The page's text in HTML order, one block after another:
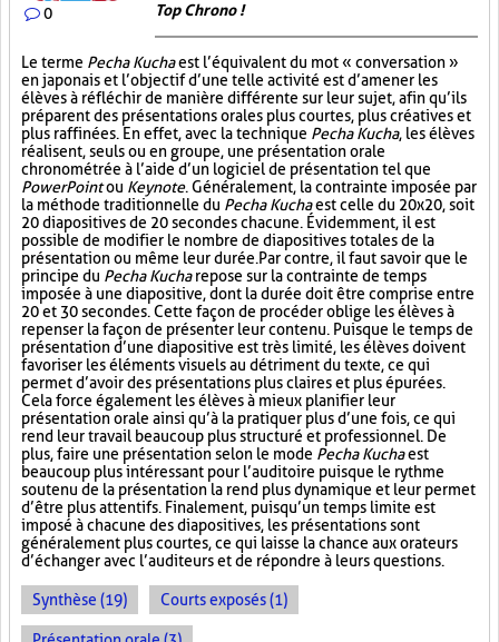
0 Top Chrono !
Le terme Pecha Kuchaest l’équivalent du mot « conversation »
en japonais et l’objectif d’une telle activité est d’amener les
élèves à réfléchir de manière différente sur leur sujet, afin qu’ils
préparent des présentations orales plus courtes, plus créatives et
plus raffinées. En effet, avec la technique Pecha Kucha, les élèves
réalisent, seuls ou en groupe, une présentation orale
chronométrée à l’aide d’un logiciel de présentation tel que
PowerPointou Keynote. Généralement, la contrainte imposée par
la méthode traditionnelle du Pecha Kuchaest celle du 20x20, soit
20 diapositives de 20 secondes chacune. Évidemment, il est
possible de modifier le nombre de diapositives totales de la
présentation ou même leur durée. Par contre, il faut savoir que le
principe du Pecha Kucharepose sur la contrainte de temps
imposée à une diapositive, dont la durée doit être comprise entre
20 et 30 secondes. Cette façon de procéder oblige les élèves à
repenser la façon de présenter leur contenu. Puisque le temps de
présentation d’une diapositive est très limité, les élèves doivent
favoriser les éléments visuels au détriment du texte, ce qui
permet d’avoir des présentations plus claires et plus épurées.
Cela force également les élèves à mieux planifier leur
présentation orale ainsi qu’à la pratiquer plus d’une fois, ce qui
rend leur travail beaucoup plus structuré et professionnel. De
plus, faire une présentation selon le mode Pecha Kuchaest
beaucoup plus intéressant pour l’auditoire puisque le rythme
soutenu de la présentation la rend plus dynamique et leur permet
d’être plus attentifs. Finalement, puisqu’un temps limite est
imposé à chacune des diapositives, les présentations sont
généralement plus courtes, ce qui laisse la chance aux orateurs
d’échanger avec l’auditeurs et de répondre à leurs questions.
Synthèse (19) Courts exposés (1)